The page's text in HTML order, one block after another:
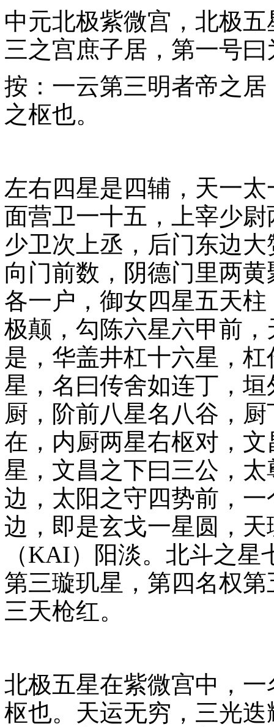
中元北极紫微宫，北极
三之宫庶子居，第一号
按：一云第三明者帝之
之枢也。
左右四星是四辅，天一
面营卫一十五，上宰少
少卫次上丞，后门东边
向门前数，阴德门里两
各一户，御女四星五天
极颠，勾陈六星六甲前
是，华盖井杠十六星，
星，名曰传舍如连丁，
厨，阶前八星名八谷，
在，内厨两星右枢对，
星，文昌之下曰三公，
边，太阳之守四势前，
边，即是玄戈一星圆，
（KAI）阳淡。北斗之
第三璇玑星，第四名权
三天枪红。
北极五星在紫微宫中，
枢也。天运无穷，三光